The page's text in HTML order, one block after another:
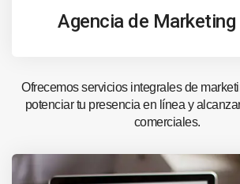
Agencia de Marketing
Ofrecemos servicios integrales de
potenciar tu presencia en línea y
comerciales.